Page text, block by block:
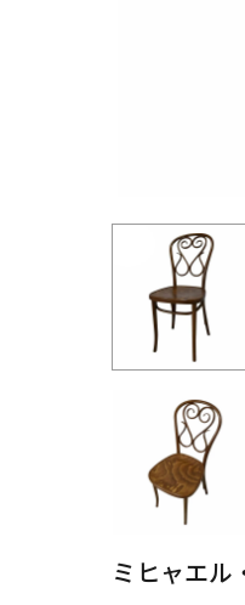
ミヒャエ